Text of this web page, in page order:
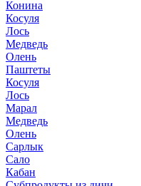
Конина
Косуля
Лось
Медведь
Олень
Паштеты
Косуля
Лось
Марал
Медведь
Олень
Сарлык
Сало
Кабан